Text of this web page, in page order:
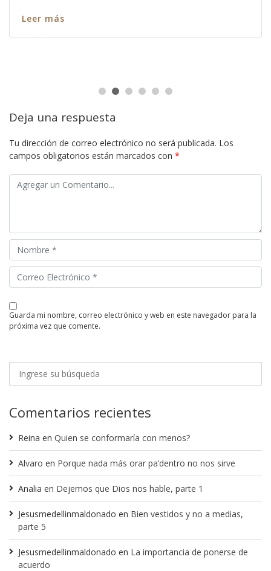
Leer más
Deja una respuesta
Tu dirección de correo electrónico no será publicada. Los
campos obligatorios están marcados con *
guarda mi nombre, correo electrónico y web en este navegador para la
próxima vez que comente.
Comentarios recientes
Reina en Quien se conformaría con menos?
Alvaro en Porque nada más orar pa’dentro no nos sirve
Analia en Dejemos que Dios nos hable, parte 1
Jesusmedellinmaldonado en Bien vestidos y no a medias,
parte 5
Jesusmedellinmaldonado en La importancia de ponerse de
acuerdo